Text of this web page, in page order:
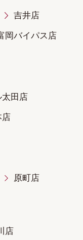
吉井店
岡バイパス店
田店
店
原町店
店